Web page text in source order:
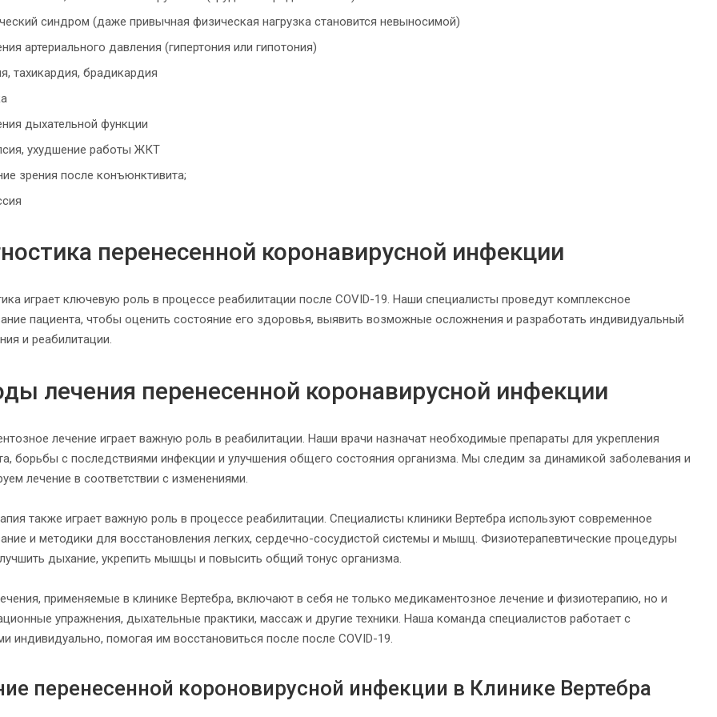
синдром (даже привычная физическая нагрузка становится невыносимой)
артериального давления (гипертония или гипотония)
тахикардия, брадикардия
дыхательной функции
ухудшение работы ЖКТ
зрения после конъюнктивита;
перенесенной коронавирусной инфекции
играет ключевую роль в процессе реабилитации после COVID-19. Наши специалисты проведут комплексное
пациента, чтобы оценить состояние его здоровья, выявить возможные осложнения и разработать индивидуальный
и реабилитации.
лечения перенесенной коронавирусной инфекции
лечение играет важную роль в реабилитации. Наши врачи назначат необходимые препараты для укрепления
борьбы с последствиями инфекции и улучшения общего состояния организма. Мы следим за динамикой заболевания и
лечение в соответствии с изменениями.
также играет важную роль в процессе реабилитации. Специалисты клиники Вертебра используют современное
и методики для восстановления легких, сердечно-сосудистой системы и мышц. Физиотерапевтические процедуры
дыхание, укрепить мышцы и повысить общий тонус организма.
применяемые в клинике Вертебра, включают в себя не только медикаментозное лечение и физиотерапию, но и
упражнения, дыхательные практики, массаж и другие техники. Наша команда специалистов работает с
индивидуально, помогая им восстановиться после после COVID-19.
перенесенной короновирусной инфекции в Клинике Вертебра